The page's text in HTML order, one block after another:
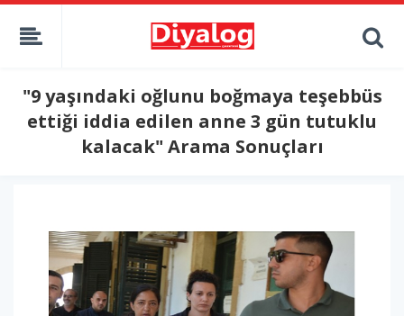
"9 yaşındaki oğlunu boğmaya teşebbüs
ettiği iddia edilen anne 3 gün tutuklu
kalacak" Arama Sonuçları